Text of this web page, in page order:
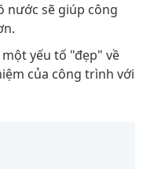
nước sẽ giúp công
yếu tố "đẹp" về
của công trình với